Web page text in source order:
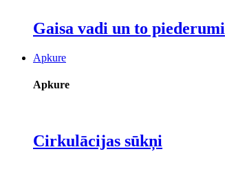
Gaisa vadi un to piederumi
Apkure
Apkure
Cirkulācijas sūkņi